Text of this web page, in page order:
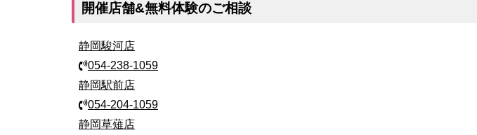
開催店舗&無料体験のご相談
静岡駿河店
054-238-1059
静岡駅前店
054-204-1059
静岡草薙店